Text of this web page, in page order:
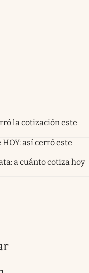
la cotización este
así cerró este
a cuánto cotiza hoy